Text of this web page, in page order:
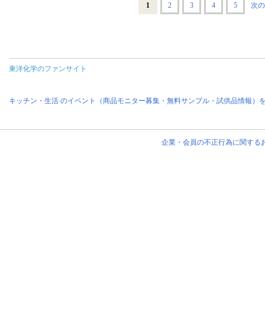
1 2 3 4 5 次
東洋化学のファンサイト
キッチン・生活 のイベント（商品モニター募集・無料サンプル・試供品情報）
企業・会員の不正行為に関する